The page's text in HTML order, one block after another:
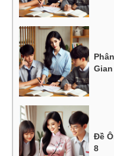
Đề
8